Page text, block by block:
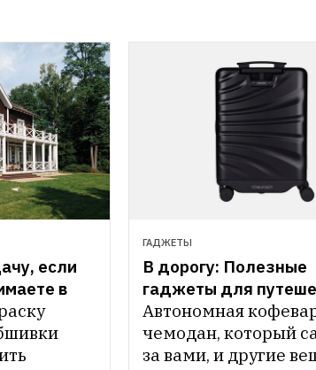
если
в
ГАДЖЕТЫ
В дорогу: Полезные
гаджеты для
Автономная
чемодан, который
за вами, и другие